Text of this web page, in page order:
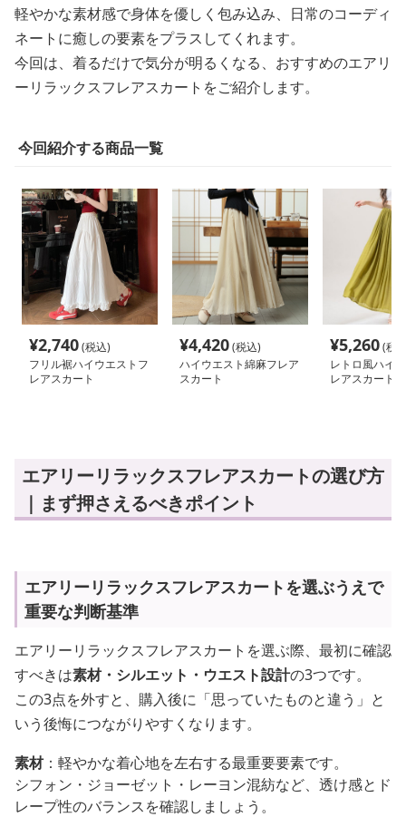
軽やかな素材感で身体を優しく包み込み、日常のコーディ
ネートに癒しの要素をプラスしてくれます。
今回は、着るだけで気分が明るくなる、おすすめのエアリ
ーリラックスフレアスカートをご紹介します。
今回紹介する商品一覧
¥2,740(税込)
フリル裾ハイウエストフ
レアスカート
¥4,420(税込)
ハイウエスト綿麻フレア
スカート
¥5,260(税
レトロ風ハイ
レアスカート
エアリーリラックスフレアスカートの選び方
｜まず押さえるべきポイント
エアリーリラックスフレアスカートを選ぶうえで
重要な判断基準
エアリーリラックスフレアスカートを選ぶ際、最初に確認
すべきは素材・シルエット・ウエスト設計の3つです。
この3点を外すと、購入後に「思っていたものと違う」と
いう後悔につながりやすくなります。
素材：軽やかな着心地を左右する最重要要素です。
シフォン・ジョーゼット・レーヨン混紡など、透け感とド
レープ性のバランスを確認しましょう。